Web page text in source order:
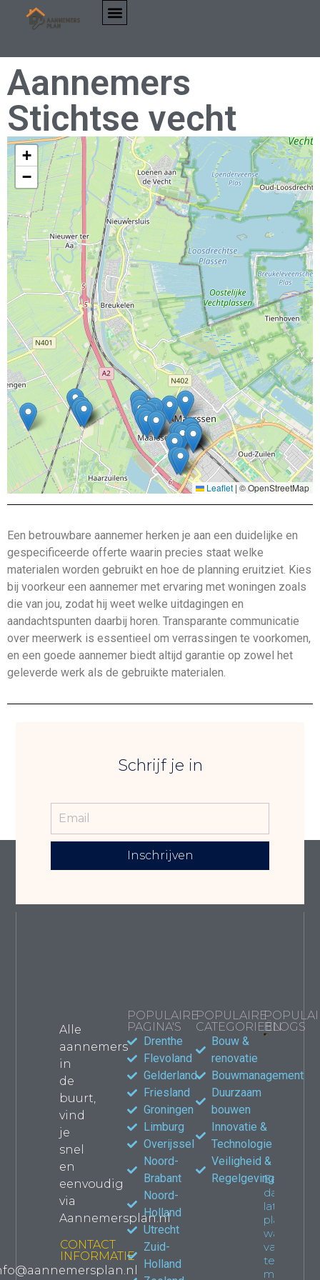
Aannemers
Stichtse vecht
+
−
Leaflet | © OpenStreetMap
Een betrouwbare aannemer herken je aan een duidelijke en
gespecificeerde offerte waarin precies staat welke
materialen worden gebruikt en hoe de planning eruitziet. Kies
bij voorkeur een aannemer met ervaring met woningen zoals
die van jou, zodat hij weet welke uitdagingen en
aandachtspunten daarbij horen. Transparante communicatie
over meerwerk is essentieel om verrassingen te voorkomen,
en een goede aannemer biedt altijd garantie op zowel het
geleverde werk als de gebruikte materialen.
Schrijf je in
Inschrijven
Alle
aannemers
in
de
buurt,
vind
je
snel
en
eenvoudig
via
Aannemersplan.nl
CONTACT
INFORMATIE
POPULAIRE
PAGINA'S
Drenthe
Flevoland
Gelderland
Friesland
Groningen
Limburg
Overijssel
Noord-
Brabant
Noord-
Holland
Utrecht
Zuid-
Holland
POPULAIRE
CATEGORIEËN
Bouw &
renovatie
Bouwmanagement
Duurzaam
bouwen
Innovatie &
Technologie
Veiligheid &
Regelgeving
BLOGS
jouw
Een
dakkapel
laten
plaatsen:
wat je
van
tevoren
moet